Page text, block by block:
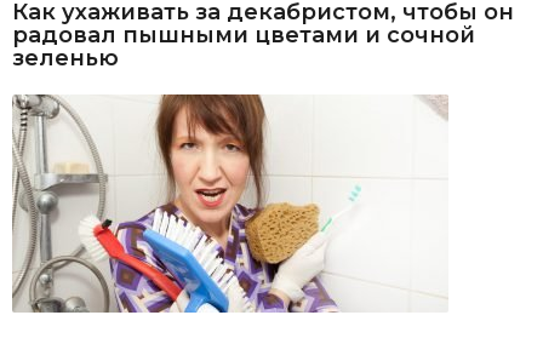
Как ухаживать за декабристом, чтобы он
радовал пышными цветами и сочной
зеленью